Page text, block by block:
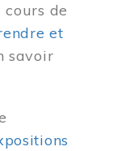
de
et
savoir